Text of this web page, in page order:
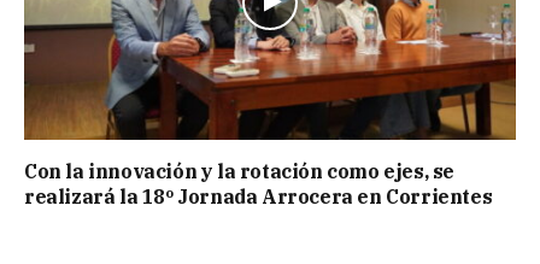
Con la innovación y la rotación como ejes, se
realizará la 18º Jornada Arrocera en Corrientes